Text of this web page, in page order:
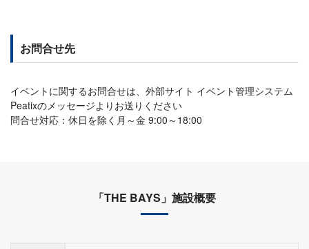
お問合せ先
イベントに関するお問合せは、外部サイト イベント管理システム
Peatixのメッセージよりお送りください
問合せ対応：休日を除く月～金 9:00～18:00
「THE BAYS」施設概要